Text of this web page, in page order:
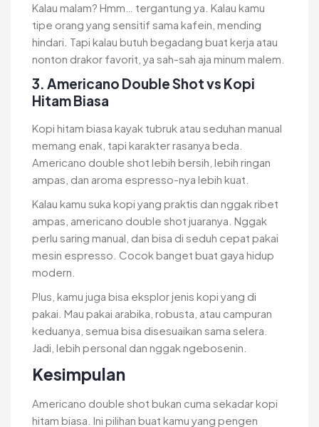
Kalau malam? Hmm… tergantung ya. Kalau kamu
tipe orang yang sensitif sama kafein, mending
hindari. Tapi kalau butuh begadang buat kerja atau
nonton drakor favorit, ya sah-sah aja minum malem.
3. Americano Double Shot vs Kopi
Hitam Biasa
Kopi hitam biasa kayak tubruk atau seduhan manual
memang enak, tapi karakter rasanya beda.
Americano double shot lebih bersih, lebih ringan
ampas, dan aroma espresso-nya lebih kuat.
Kalau kamu suka kopi yang praktis dan nggak ribet
ampas, americano double shot juaranya. Nggak
perlu saring manual, dan bisa di seduh cepat pakai
mesin espresso. Cocok banget buat gaya hidup
modern.
Plus, kamu juga bisa eksplor jenis kopi yang di
pakai. Mau pakai arabika, robusta, atau campuran
keduanya, semua bisa disesuaikan sama selera.
Jadi, lebih personal dan nggak ngebosenin.
Kesimpulan
Americano double shot bukan cuma sekadar kopi
hitam biasa. Ini pilihan buat kamu yang pengen